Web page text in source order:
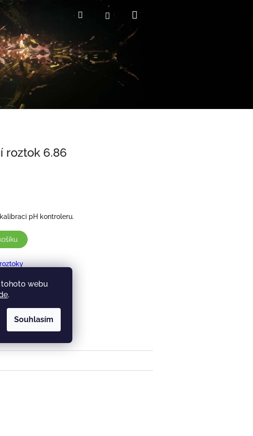
webu
.
Souhlasím
HledatPřihlášeníNákupní
roztok 6.86
pH kontroleru.